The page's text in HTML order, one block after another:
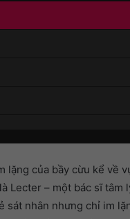
lặng của bầy cừu kể về
Lecter – một bác sĩ
sát nhân nhưng chỉ im